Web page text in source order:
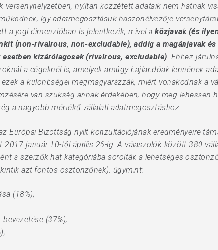
nyíltan közzétett adataik nem hatnak
így adatmegosztásuk haszonélvezője
a jogi dimenzióban is jelentkezik, mivel a közjavak (és
(non-rivalrous, non-excludable), addig a magánjavak
kizárólagosak (rivalrous, excludable). Ehhez
a cégeknél is, amelyek amúgy hajlandóak lennének
a különbségei megmagyarázzák, miért vonakodnak a
van szükség annak érdekében, hogy meg lehessen
a nagyobb mértékű vállalati adatmegosztáshoz.
Európai Bizottság nyílt konzultációjának eredményeire
2017 január 10-től április 26-ig. A válaszolók között 380
a szerzők hat kategóriába sorolták a lehetséges
azt fontos ösztönzőnek), úgymint:
(18%);
(37%);